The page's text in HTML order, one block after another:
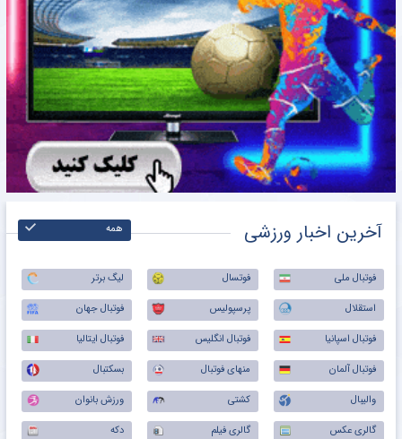
آخرین اخبار ورزشی همه
فوتبال ملی فوتسال
لیگ برتر
استقلال
پرسپولیس
فوتبال جهان
فوتبال اسپانیا
فوتبال انگلیس
فوتبال ایتالیا
فوتبال آلمان
منهای فوتبال
بسکتبال
والیبال
کشتی
ورزش بانوان
گالری عکس
گالری فیلم دکه